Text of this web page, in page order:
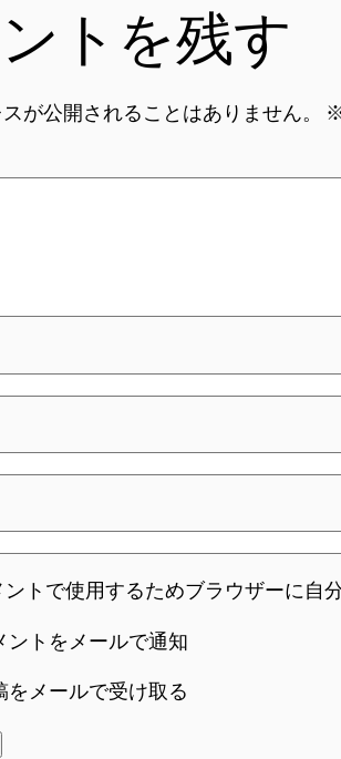
トを残す
が公開されることはありません。
トで使用するためブラウザーに自
ントをメールで通知
をメールで受け取る